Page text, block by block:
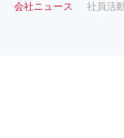
会社ニュース 社員活